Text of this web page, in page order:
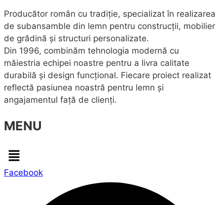
Producător român cu tradiție, specializat în realizarea
de subansamble din lemn pentru construcții, mobilier
de grădină și structuri personalizate.
Din 1996, combinăm tehnologia modernă cu
măiestria echipei noastre pentru a livra calitate
durabilă și design funcțional. Fiecare proiect realizat
reflectă pasiunea noastră pentru lemn și
angajamentul față de clienți.
MENU
Menu
Facebook